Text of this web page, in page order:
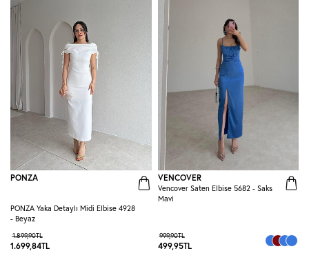
PONZA
PONZA Yaka Detaylı Midi Elbise 4928
- Beyaz
1.899,90TL
1.699,84TL
VENCOVER
Vencover Saten Elbise 5682 - Saks
Mavi
999,90TL
499,95TL